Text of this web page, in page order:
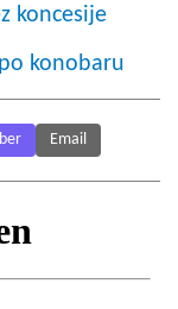
koncesije
po konobaru
Email